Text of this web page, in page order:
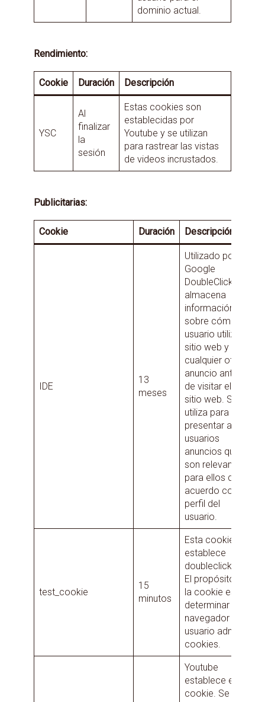
dominio actual.
Rendimiento:
Cookie Duración Descripción
YSC
Al
finalizar
la
sesión
Estas cookies son
establecidas por
Youtube y se utilizan
para rastrear las vistas
de videos incrustados.
Publicitarias:
Cookie Duración Descripción
IDE
13
meses
Utilizado por
Google
DoubleClick y
almacena
información
sobre cómo el
usuario utiliza el
sitio web y
cualquier otro
anuncio antes
de visitar el
sitio web. Se
utiliza para
presentar a los
usuarios
anuncios que
son relevantes
para ellos de
acuerdo con el
perfil del
usuario.
test_cookie
15
minutos
Esta cookie la
establece
doubleclick.net.
El propósito de
la cookie es
determinar si el
navegador del
usuario admite
cookies.
Youtube
establece esta
cookie. Se